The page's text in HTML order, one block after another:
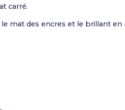
carré.
mat des encres et le brillant